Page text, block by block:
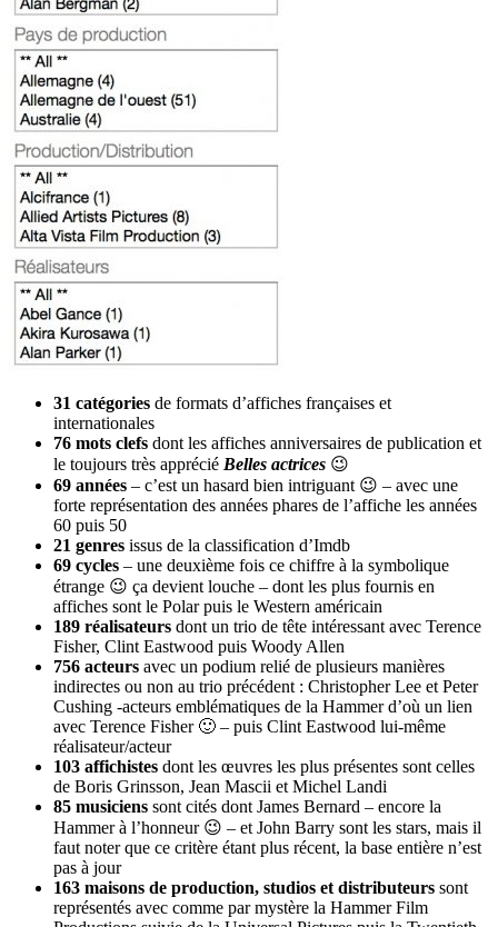
31 catégories de formats d’affiches françaises et
internationales
76 mots clefs dont les affiches anniversaires de publication et
le toujours très apprécié Belles actrices 😉
69 années – c’est un hasard bien intriguant 😉 – avec une
forte représentation des années phares de l’affiche les années
60 puis 50
21 genres issus de la classification d’Imdb
69 cycles – une deuxième fois ce chiffre à la symbolique
étrange 😉 ça devient louche – dont les plus fournis en
affiches sont le Polar puis le Western américain
189 réalisateurs dont un trio de tête intéressant avec Terence
Fisher, Clint Eastwood puis Woody Allen
756 acteurs avec un podium relié de plusieurs manières
indirectes ou non au trio précédent : Christopher Lee et Peter
Cushing -acteurs emblématiques de la Hammer d’où un lien
avec Terence Fisher 🙂 – puis Clint Eastwood lui-même
réalisateur/acteur
103 affichistes dont les œuvres les plus présentes sont celles
de Boris Grinsson, Jean Mascii et Michel Landi
85 musiciens sont cités dont James Bernard – encore la
Hammer à l’honneur 😉 – et John Barry sont les stars, mais il
faut noter que ce critère étant plus récent, la base entière n’est
pas à jour
163 maisons de production, studios et distributeurs sont
représentés avec comme par mystère la Hammer Film